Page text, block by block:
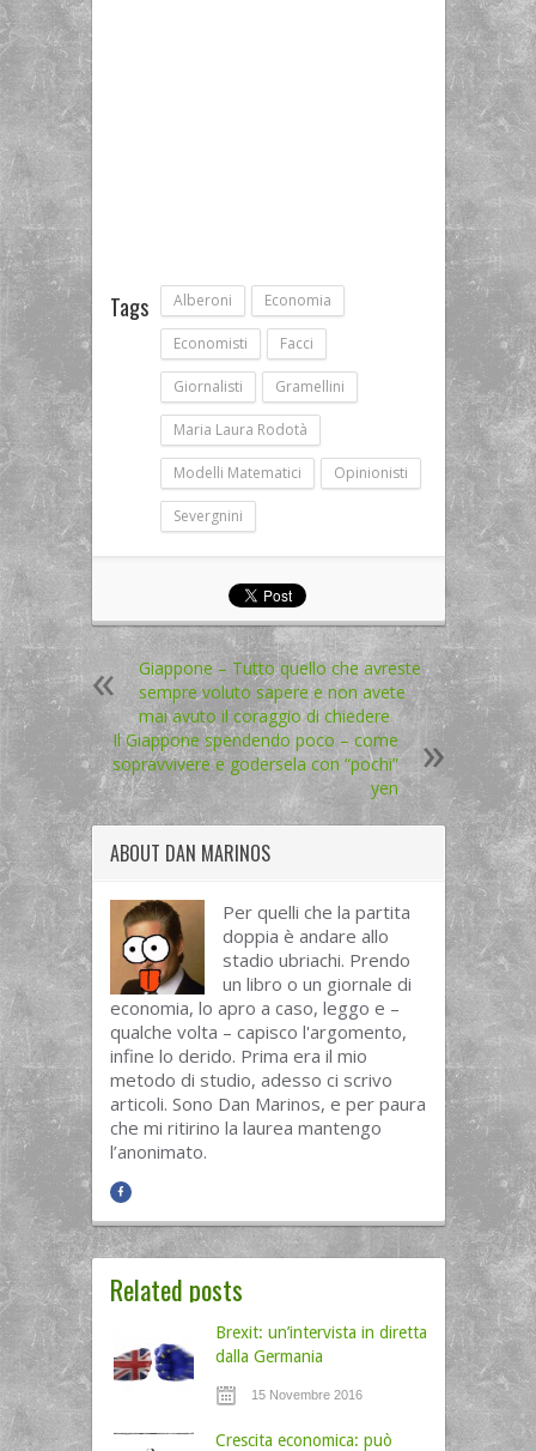
Tags Alberoni Economia
Economisti Facci
Giornalisti Gramellini
Maria Laura Rodotà
Modelli Matematici Opinionisti
Severgnini
Giappone – Tutto quello che avreste
sempre voluto sapere e non avete
mai avuto il coraggio di chiedere
Il Giappone spendendo poco – come
sopravvivere e godersela con “pochi”
yen
ABOUT DAN MARINOS
Per quelli che la partita
doppia è andare allo
stadio ubriachi. Prendo
un libro o un giornale di
economia, lo apro a caso, leggo e –
qualche volta – capisco l'argomento,
infine lo derido. Prima era il mio
metodo di studio, adesso ci scrivo
articoli. Sono Dan Marinos, e per paura
che mi ritirino la laurea mantengo
l’anonimato.
Related posts
Brexit: un’intervista in diretta
dalla Germania
15 Novembre 2016
Crescita economica: può